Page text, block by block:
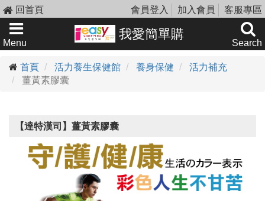
回首頁 會員登入 加入會員 客服專區
Menu
我愛簡單購
Search
首頁 活力養生保健館 養身保健
活力補充
薑黃素膠囊
【達特漢司】薑黃素膠囊